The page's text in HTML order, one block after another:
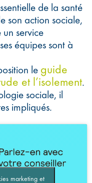
de la santé
son action sociale,
service
équipes sont à
le guide
et l’isolement.
sociale, il
impliqués.
marketing et